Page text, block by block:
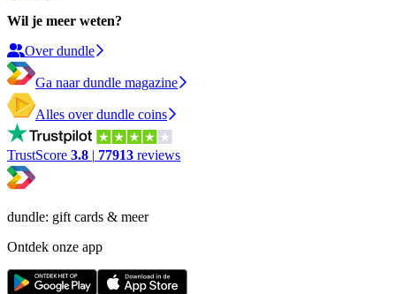
Wil je meer weten?
Over dundle
Ga naar dundle magazine
Alles over dundle coins
TrustScore 3.8 | 77913 reviews
dundle: gift cards & meer
Ontdek onze app